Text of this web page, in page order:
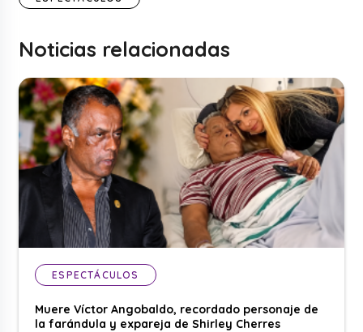
Noticias relacionadas
ESPECTÁCULOS
Muere Víctor Angobaldo, recordado personaje de
la farándula y expareja de Shirley Cherres